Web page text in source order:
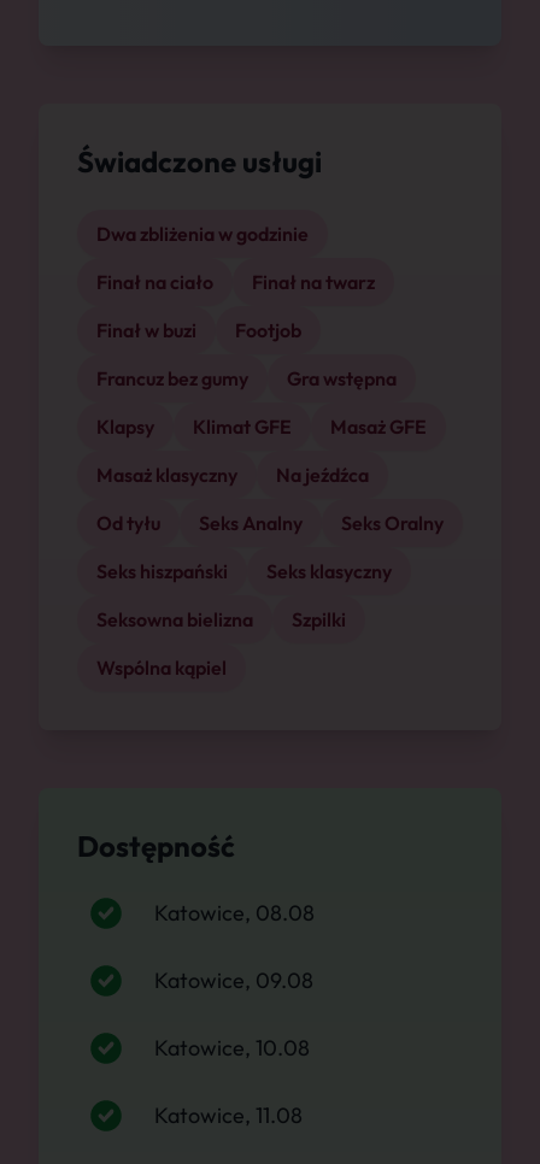
Świadczone usługi
Dwa zbliżenia w godzinie
Finał na ciało
Finał na twarz
Finał w buzi
Footjob
Francuz bez gumy
Gra wstępna
Klapsy
Klimat GFE
Masaż GFE
Masaż klasyczny
Na jeźdźca
Od tyłu
Seks Analny
Seks Oralny
Seks hiszpański
Seks klasyczny
Seksowna bielizna
Szpilki
Wspólna kąpiel
Dostępność
Katowice, 08.08
Katowice, 09.08
Katowice, 10.08
Katowice, 11.08